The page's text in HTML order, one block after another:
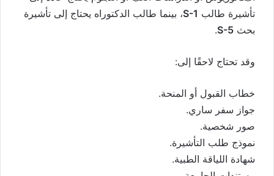
تأشيرة طالب S-1، بينما طالب الدكتوراه يحتاج إلى تأشيرة
بحث S-5
.
وقد تحتاج لاحقًا إلى:
خطاب القبول أو المنحة.
جواز سفر ساري.
صور شخصية.
نموذج طلب التأشيرة.
شهادة اللياقة الطبية.